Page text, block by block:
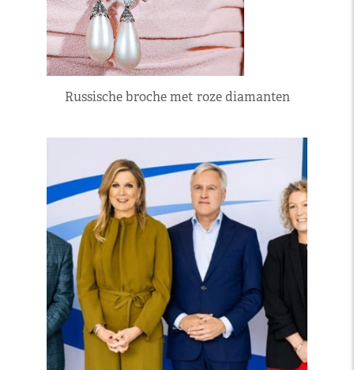
Russische broche met roze diamanten